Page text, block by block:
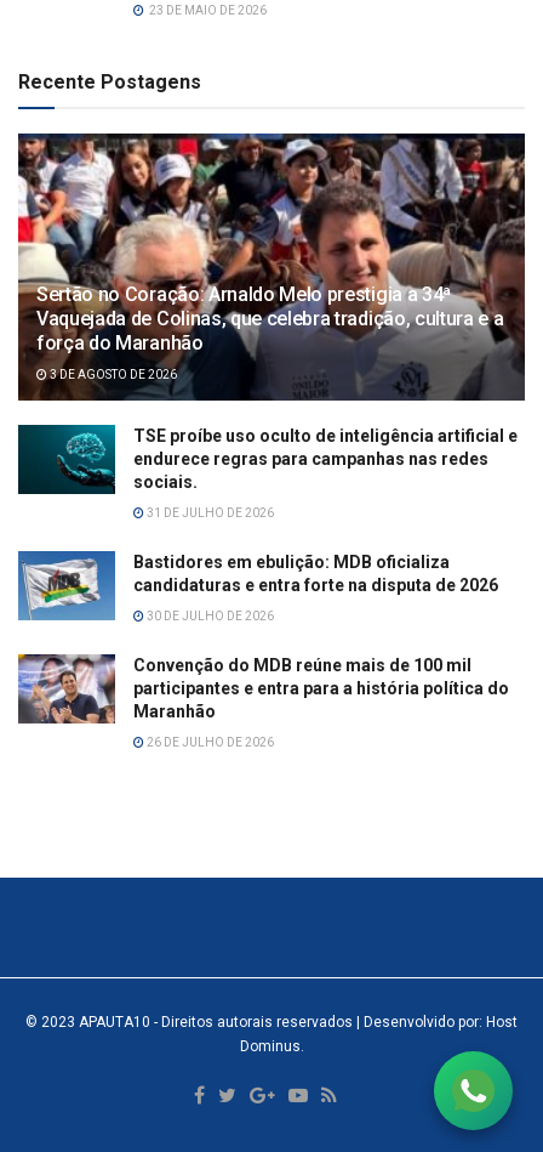
23 DE MAIO DE 2026
Recente Postagens
Sertão no Coração: Arnaldo Melo prestigia a 34ª
Vaquejada de Colinas, que celebra tradição, cultura e a
força do Maranhão
3 DE AGOSTO DE 2026
TSE proíbe uso oculto de inteligência artificial e
endurece regras para campanhas nas redes
sociais.
31 DE JULHO DE 2026
Bastidores em ebulição: MDB oficializa
candidaturas e entra forte na disputa de 2026
30 DE JULHO DE 2026
Convenção do MDB reúne mais de 100 mil
participantes e entra para a história política do
Maranhão
26 DE JULHO DE 2026
© 2023 APAUTA10 - Direitos autorais reservados | Desenvolvido por: Host
Dominus.